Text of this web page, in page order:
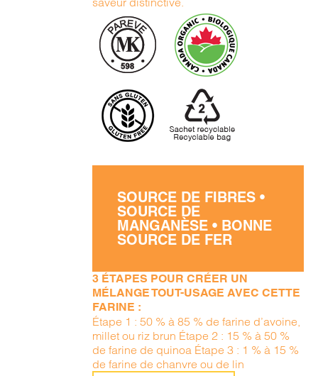
SOURCE DE FIBRES •
SOURCE DE
MANGANÈSE • BONNE
SOURCE DE FER
3 ÉTAPES POUR CRÉER UN
MÉLANGE TOUT-USAGE AVEC CETTE
FARINE :
Étape 1 : 50 % à 85 % de farine d’avoine,
millet ou riz brun Étape 2 : 15 % à 50 %
de farine de quinoa Étape 3 : 1 % à 15 %
de farine de chanvre ou de lin